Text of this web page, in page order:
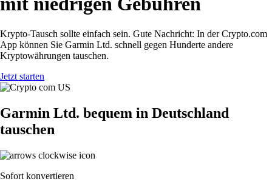
Krypto-Tausch sollte einfach sein. Gute Nachricht: In der Crypto.com
App können Sie Garmin Ltd. schnell gegen Hunderte andere
Kryptowährungen tauschen.
Jetzt starten
Garmin Ltd. bequem in Deutschland
tauschen
Sofort konvertieren